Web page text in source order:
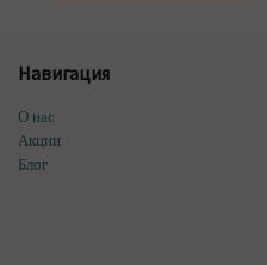
Навигация
О нас
Акции
Блог